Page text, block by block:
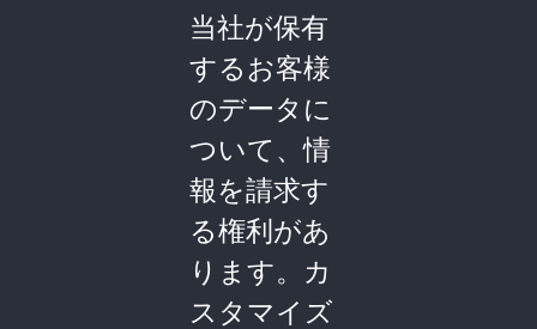
当社が保有
するお客様
のデータに
ついて、情
報を請求す
る権利があ
ります。カ
スタマイズ